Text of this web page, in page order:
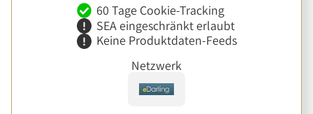
60 Tage Cookie-Tracking
SEA eingeschränkt erlaubt
Keine Produktdaten-Feeds
Netzwerk